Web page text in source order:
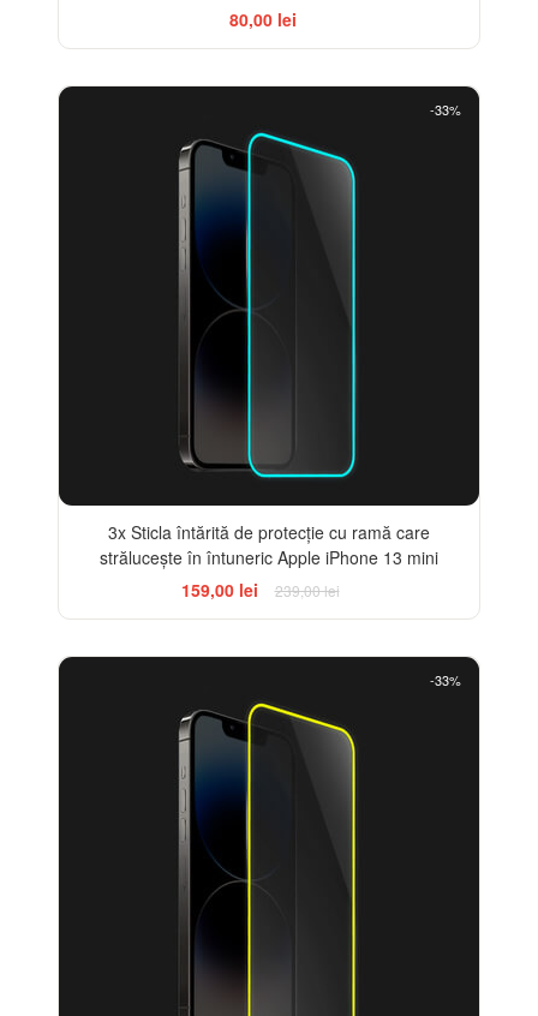
80,00 lei
-33%
3x Sticla întărită de protecție cu ramă care
strălucește în întuneric Apple iPhone 13 mini
159,00 lei
239,00 lei
-33%